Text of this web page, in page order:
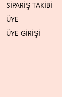
SİPARİŞ TAKİBİ
ÜYE
ÜYE GİRİŞİ